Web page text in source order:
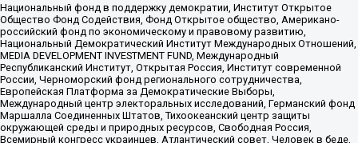
Национальный фонд в поддержку демократии, Институт Открытое
Общество Фонд Содействия, Фонд Открытое общество, Американо-
российский фонд по экономическому и правовому развитию,
Национальный Демократический Институт Международных Отношений,
MEDIA DEVELOPMENT INVESTMENT FUND, Международный
Республиканский Институт, Открытая Россия, Институт современной
России, Черноморский фонд регионального сотрудничества,
Европейская Платформа за Демократические Выборы,
Международный центр электоральных исследований, Германский фонд
Маршалла Соединенных Штатов, Тихоокеанский центр защиты
окружающей среды и природных ресурсов, Свободная Россия,
Всемирный конгресс украинцев, Атлантический совет, Человек в беде,